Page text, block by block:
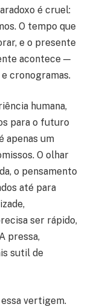
é cruel:
O tempo que
e o presente
acontece —
cronogramas.
humana,
para o futuro
apenas um
O olhar
o pensamento
até para
ser rápido,
pressa,
sutil de
vertigem.